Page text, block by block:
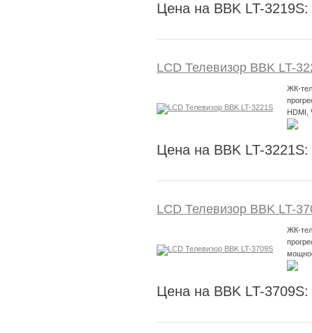
Цена на BBK LT-3219S:
LCD Телевизор BBK LT-
ЖК-
HDMI,
Цена на BBK LT-3221S:
LCD Телевизор BBK LT-
ЖК-
Цена на BBK LT-3709S: